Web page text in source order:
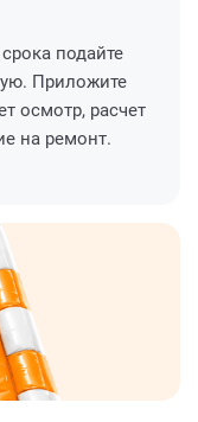
подайте
Приложите
осмотр, расчет
на ремонт.